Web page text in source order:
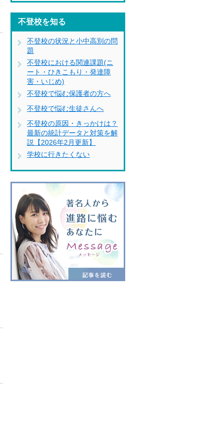
不登校を知る
不登校の状況と小中高別の問
題
不登校における関連課題(ニ
ート・ひきこもり・発達障
害・いじめ)
不登校で悩む保護者の方へ
不登校で悩む生徒さんへ
不登校の原因・きっかけは？
最新の統計データと対策を解
説【2026年2月更新】
学校に行きたくない